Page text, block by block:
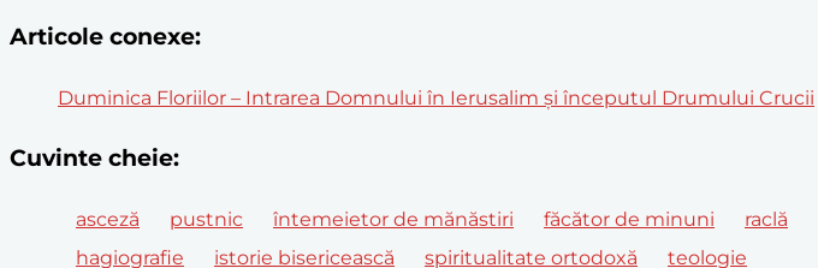
Articole conexe:
Duminica Floriilor – Intrarea Domnului în Ierusalim și începutul Drumului Crucii
Cuvinte cheie:
asceză pustnic întemeietor de mănăstiri făcător de minuni raclă
hagiografie
istorie bisericească spiritualitate ortodoxă teologie